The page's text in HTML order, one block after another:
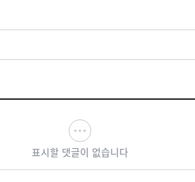
표시할 댓글이 없습니다